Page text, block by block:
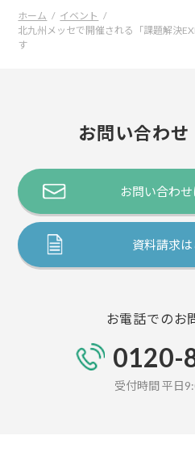
ホーム
イベント
北九州メッセで開催される「課題解決
す
お問い合わ
お問い合わ
資料請求は
お電話でのお
0120-
受付時間 平日